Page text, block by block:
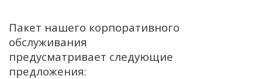
Пакет нашего корпоративного
обслуживания
предусматривает следующие
предложения: